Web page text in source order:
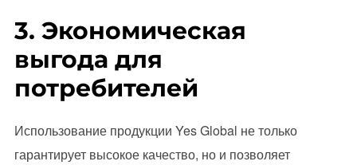
3. Экономическая
выгода для
потребителей
Использование продукции Yes Global не только
гарантирует высокое качество, но и позволяет